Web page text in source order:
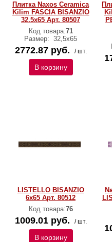
Плитка Naxos Ceramica
Kilim FASCIA BISANZIO
32.5x65 Арт. 80507
Код товара:71
Размер: 32,5х65
2772.87 руб. / шт.
В корзину
LISTELLO BISANZIO
6x65 Арт. 80512
Код товара:76
1009.01 руб. / шт.
В корзину